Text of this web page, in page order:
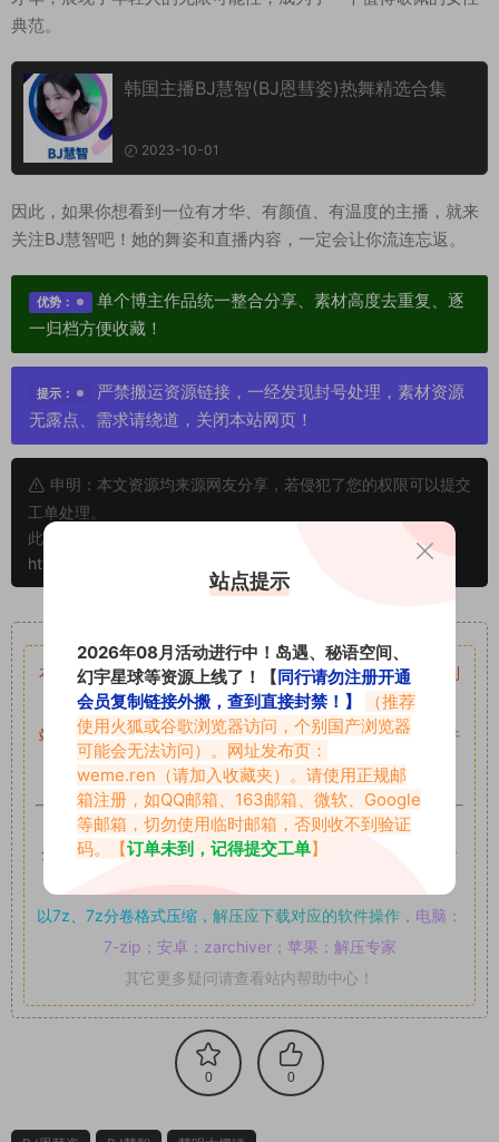
典范。
韩国主播BJ慧智(BJ恩彗姿)热舞精选合集
2023-10-01
因此，如果你想看到一位有才华、有颜值、有温度的主播，就来
关注BJ慧智吧！她的舞姿和直播内容，一定会让你流连忘返。
优势：
单个博主作品统一整合分享、素材高度去重复、逐
一归档方便收藏！
提示：
严禁搬运资源链接，一经发现封号处理，素材资源
无露点、需求请绕道，关闭本站网页！
申明：本文资源均来源网友分享，若侵犯了您的权限可以提交
工单处理。
此外本文章皆属于原创文章，转载请注明出处！原文链接：
https://www.vmiba.top/4175.html
本站资源均来自网络分享，如有侵犯你的权益请私信留言
收到
留言后，我们会第一时间进行审核后删除。
站内资源为网友个人学习或测试研究使用，未经原版权作者许
可,禁止用于任何商业途径！请在下载24小时内删除！
如果遇到付费才可获取的素材，建议升级对应的VIP。
全站付费素材可提供补档服务“均有备份”，
素材以主流网盘分
以7z、7z分卷格式压缩， 解压应下载对应的软件操作， 电脑：
7-zip；安卓：zarchiver；苹果：解压专家
其它更多疑问请查看站内帮助中心！
0 0
站点提示
2026年08月活动进行中！岛遇、秘语空间、
幻宇星球等资源上线了！【同行请勿注册开通
会员复制链接外搬，查到直接封禁！】
（推荐
使用火狐或谷歌浏览器访问，个别国产浏览器
可能会无法访问）。网址发布页：
weme.ren （请加入收藏夹）。请使用正规邮
箱注册，如QQ邮箱、163邮箱、微软、Google
等邮箱，切勿使用临时邮箱，否则收不到验证
码。【订单未到，记得提交工单】